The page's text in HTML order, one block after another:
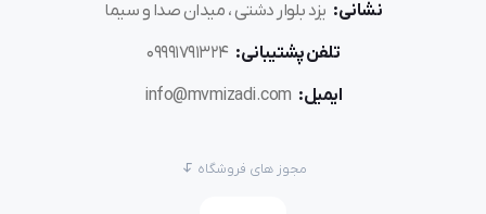
نشانی: یزد بلوار دشتی ، میدان صدا و سیما
تلفن پشتیبانی: 09991791324
ایمیل: info@mvmizadi.com
مجوز های فروشگاه